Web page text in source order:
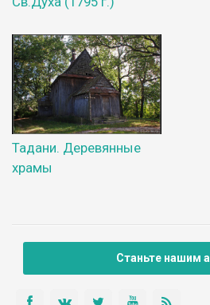
Тадани. Деревянные
храмы
Станьте нашим